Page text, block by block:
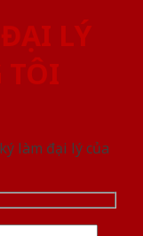
LÝ
TÔI
làm đại lý của